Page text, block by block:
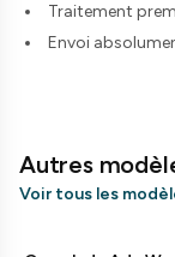
Traitement
Envoi
Autres
Voir tous les